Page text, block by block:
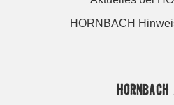
HORNBACH